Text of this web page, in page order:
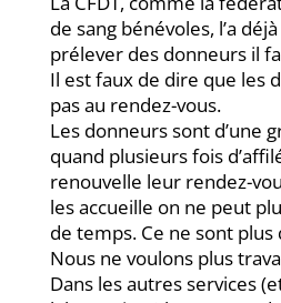
de sang bénévoles, l’a
prélever des donneurs il
Il est faux de dire que les
pas au rendez-vous.
Les donneurs sont d’une
quand plusieurs fois
renouvelle leur rendez-
les accueille on ne peut
de temps. Ce ne sont
Nous ne voulons plus
Dans les autres services